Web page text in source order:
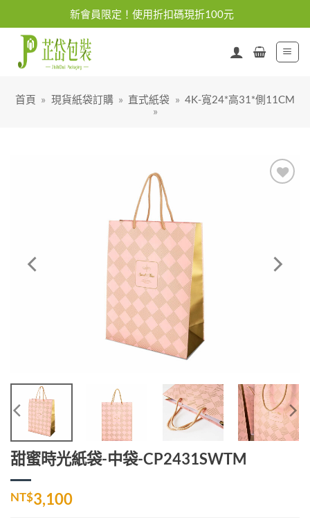
content
新會員限定！使用折扣碼現折100元
首頁 » 現貨紙袋訂購 » 直式紙袋 » 4K-寬24*高31*側11CM
»
甜蜜時光紙袋-中袋-CP2431SWTM
NT$3,100